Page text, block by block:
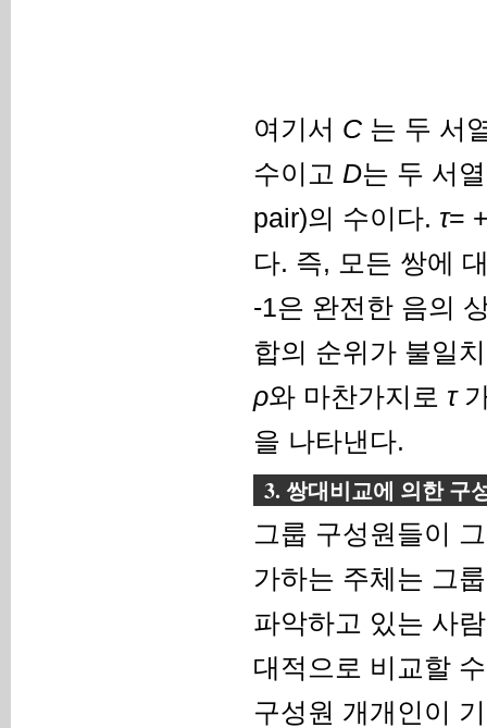
여기서 C 는 두 서
수이고 D는 두 서
pair)의 수이다. τ=
다. 즉, 모든 쌍에
-1은 완전한 음의
합의 순위가 불일
ρ와 마찬가지로 τ
을 나타낸다.
3. 쌍대비교에 의한 구
그룹 구성원들이
가하는 주체는 그
파악하고 있는 사
대적으로 비교할
구성원 개개인이